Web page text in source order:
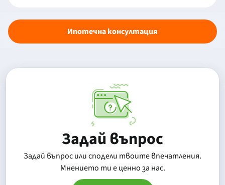
Ипотечна консултация
Задай въпрос
Задай въпрос или сподели твоите впечатления.
Mнението ти е ценно за нас.